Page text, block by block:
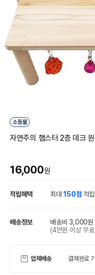
소동물
자연주의 햄스터 2층 데크
16,000원
적립혜택 최대150점 적립
배송정보 배송비 3,000원
(4만원 이상 무
업체배송 결제완료